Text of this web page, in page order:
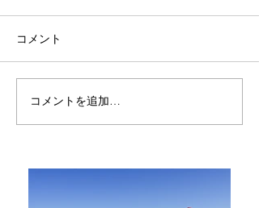
コメント
コメントを追加…